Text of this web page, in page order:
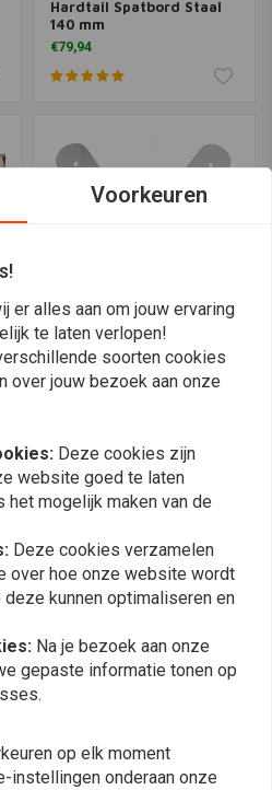
Hardtail Spatbord Staal
140 mm
€79,94
MCU
Set Aluminium Spatbord
blijven?
Voorkeuren
er alles aan om jouw ervaring
te laten verlopen!
soorten cookies
over jouw bezoek aan onze
Deze cookies zijn
website goed te laten
het mogelijk maken van de
Deze cookies verzamelen
over hoe onze website wordt
kunnen optimaliseren en
Na je bezoek aan onze
gepaste informatie tonen op
op elk moment
instellingen onderaan onze